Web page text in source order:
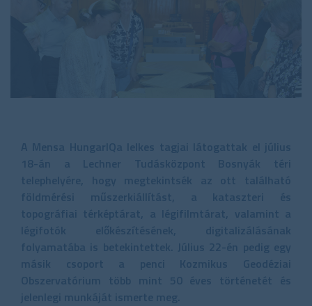
A Mensa HungarIQa lelkes tagjai látogattak el július
18-án a Lechner Tudásközpont Bosnyák téri
telephelyére, hogy megtekintsék az ott található
földmérési műszerkiállítást, a kataszteri és
topográfiai térképtárat, a légifilmtárat, valamint a
légifotók előkészítésének, digitalizálásának
folyamatába is betekintettek. Július 22-én pedig egy
másik csoport a penci Kozmikus Geodéziai
Obszervatórium több mint 50 éves történetét és
jelenlegi munkáját ismerte meg.